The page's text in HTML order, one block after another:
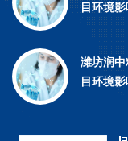
目环境
潍坊润
目环境